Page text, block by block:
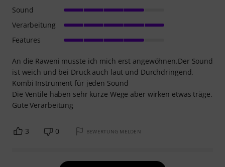
An die Raweni musste ich mich erst angewöhnen.Der Sound
ist weich und bei Druck auch laut und Durchdringend.
Kombi Instrument für jeden Sound
Die Ventile haben sehr kurze Wege aber wirken etwas träge.
Gute Verarbeitung
Sound
Verarbeitung
Features
3 0 BEWERTUNG MELDEN